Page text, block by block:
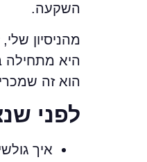
השקעה.
מהניסיון
היא מתחילה
הוא זה
לפני
איך